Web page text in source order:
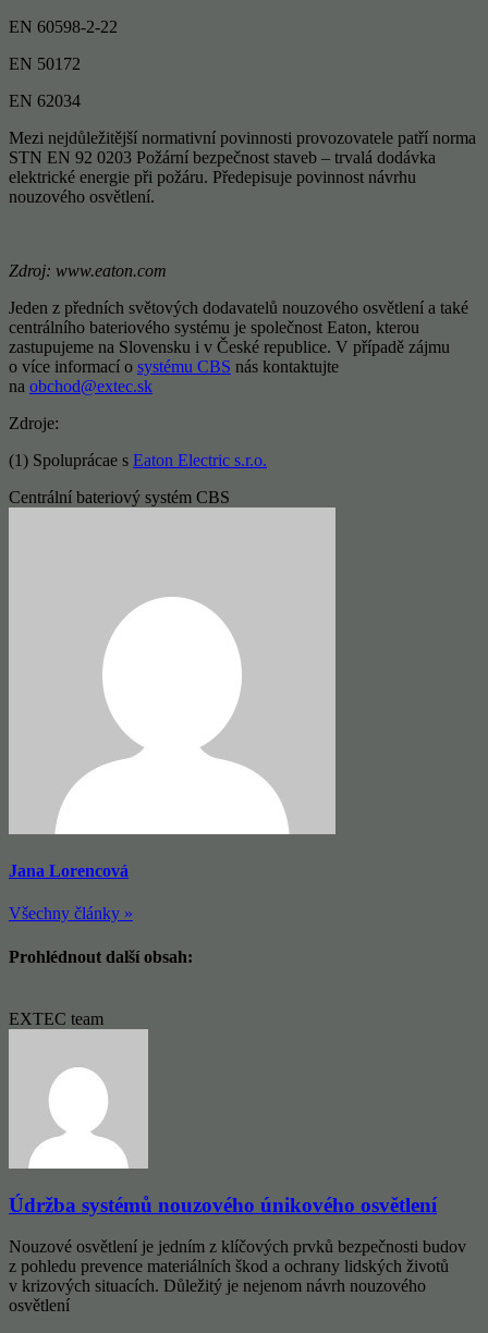
EN 60598-2-22
EN 50172
EN 62034
Mezi nejdůležitější normativní povinnosti provozovatele patří norma
STN EN 92 0203 Požární bezpečnost staveb – trvalá dodávka
elektrické energie při požáru. Předepisuje povinnost návrhu
nouzového osvětlení.
Zdroj: www.eaton.com
Jeden z předních světových dodavatelů nouzového osvětlení a také
centrálního bateriového systému je společnost Eaton, kterou
zastupujeme na Slovensku i v České republice. V případě zájmu
o více informací o systému CBS nás kontaktujte
na obchod@extec.sk
Zdroje:
(1) Spoluprácae s Eaton Electric s.r.o.
Centrální bateriový systém CBS
Jana Lorencová
Všechny články »
Prohlédnout další obsah:
EXTEC team
Údržba systémů nouzového únikového osvětlení
Nouzové osvětlení je jedním z klíčových prvků bezpečnosti budov
z pohledu prevence materiálních škod a ochrany lidských životů
v krizových situacích. Důležitý je nejenom návrh nouzového
osvětlení